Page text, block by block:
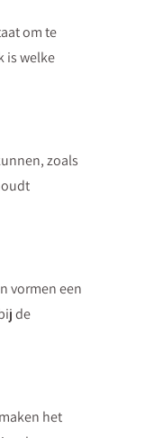
om te
is welke
zoals
vormen een
de
het